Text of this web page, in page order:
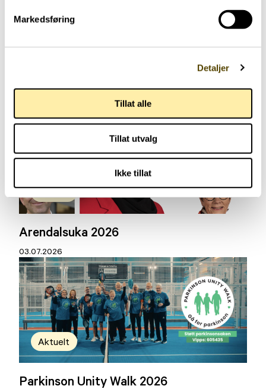
Markedsføring
Detaljer
Tillat alle
Tillat utvalg
Ikke tillat
Lignende aktueltsaker
Aktuelt
Arendalsuka 2026
03.07.2026
Aktuelt
Parkinson Unity Walk 2026